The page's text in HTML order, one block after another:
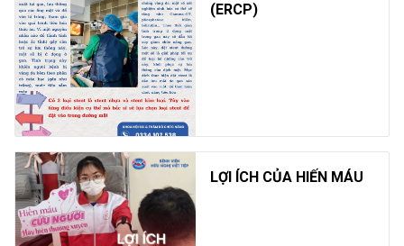
(ERCP)
LỢI ÍCH CỦA HIẾN MÁU